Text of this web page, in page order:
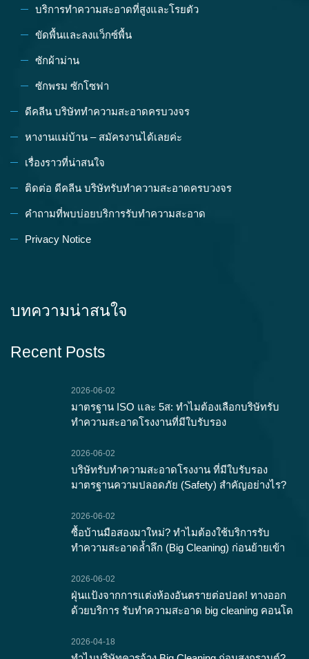
บริการทำความสะอาดที่สูงและโรยตัว
ขัดพื้นและลงแว็กซ์พื้น
ซักผ้าม่าน
ซักพรม ซักโซฟา
ดีคลีน บริษัททำความสะอาดครบวงจร
หางานแม่บ้าน – สมัครงานได้เลยค่ะ
เรื่องราวที่น่าสนใจ
ติดต่อ ดีคลีน บริษัทรับทำความสะอาดครบวงจร
คำถามที่พบบ่อยบริการรับทำความสะอาด
Privacy Notice
บทความน่าสนใจ
Recent Posts
2026-06-02
มาตรฐาน ISO และ 5ส: ทำไมต้องเลือกบริษัทรับ
ทำความสะอาดโรงงานที่มีใบรับรอง
2026-06-02
บริษัทรับทำความสะอาดโรงงาน ที่มีใบรับรอง
มาตรฐานความปลอดภัย (Safety) สำคัญอย่างไร?
2026-06-02
ซื้อบ้านมือสองมาใหม่? ทำไมต้องใช้บริการรับ
ทำความสะอาดล้ำลึก (Big Cleaning) ก่อนย้ายเข้า
2026-06-02
ฝุ่นแป้งจากการแต่งห้องอันตรายต่อปอด! ทางออก
ด้วยบริการ รับทำความสะอาด big cleaning คอนโด
2026-04-18